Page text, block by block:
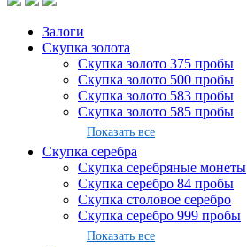
Залоги
Скупка золота
Скупка золото 375 пробы
Скупка золото 500 пробы
Скупка золото 583 пробы
Скупка золото 585 пробы
Показать все
Скупка серебра
Скупка серебряные монеты
Скупка серебро 84 пробы
Скупка столовое серебро
Скупка серебро 999 пробы
Показать все